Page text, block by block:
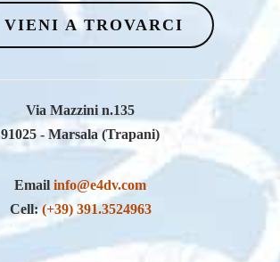
VIENI A TROVARCI
Via Mazzini n.135
91025 - Marsala (Trapani)
Email info@e4dv.com
Cell:(+39) 391.3524963